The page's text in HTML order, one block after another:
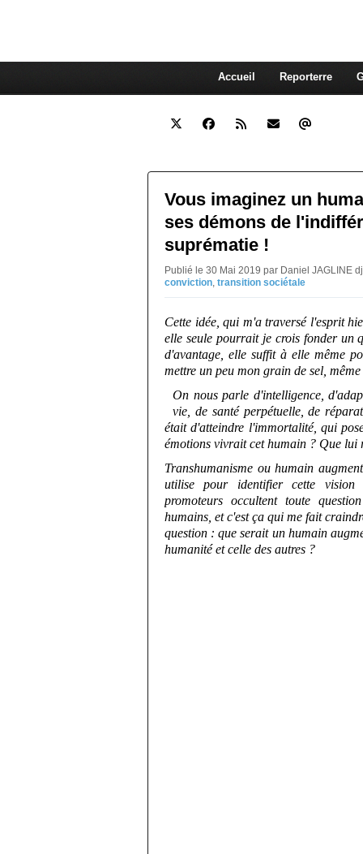
Accueil Reporterre
Vous imaginez un
ses démons de
suprématie !
Publié le 30 Mai 2019 par Daniel JAGLINE
conviction, transition sociétale
Cette idée, qui m'a traversé l'esprit
elle seule pourrait je crois fonder un
d'avantage, elle suffit à elle même
mettre un peu mon grain de sel,
On nous parle d'intelligence,
vie, de santé perpétuelle, de
était d'atteindre l'immortalité, qui
émotions vivrait cet humain ? Que lui
Transhumanisme ou humain
utilise pour identifier cette vision
promoteurs occultent toute
humains, et c'est ça qui me fait
question : que serait un humain
humanité et celle des autres ?